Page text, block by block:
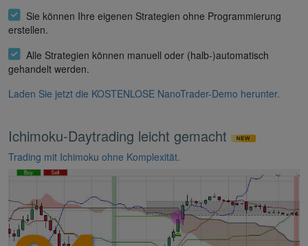
Sie können Ihre eigenen Strategien ohne Programmierung
erstellen.
Alle Strategien können manuell oder (halb-)automatisch
gehandelt werden.
Laden Sie jetzt die KOSTENLOSE NanoTrader-Demo herunter.
Ichimoku-Daytrading leicht gemacht
Trading mit Ichimoku ohne Komplexität.